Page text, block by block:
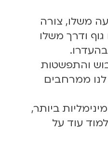
משלו, צורה
ודרך משלו
והתפשטות
ממרחבים
ביותר,
עוד על